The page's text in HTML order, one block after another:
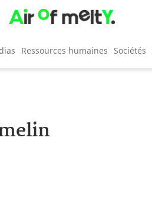
Ressources humaines Sociétés